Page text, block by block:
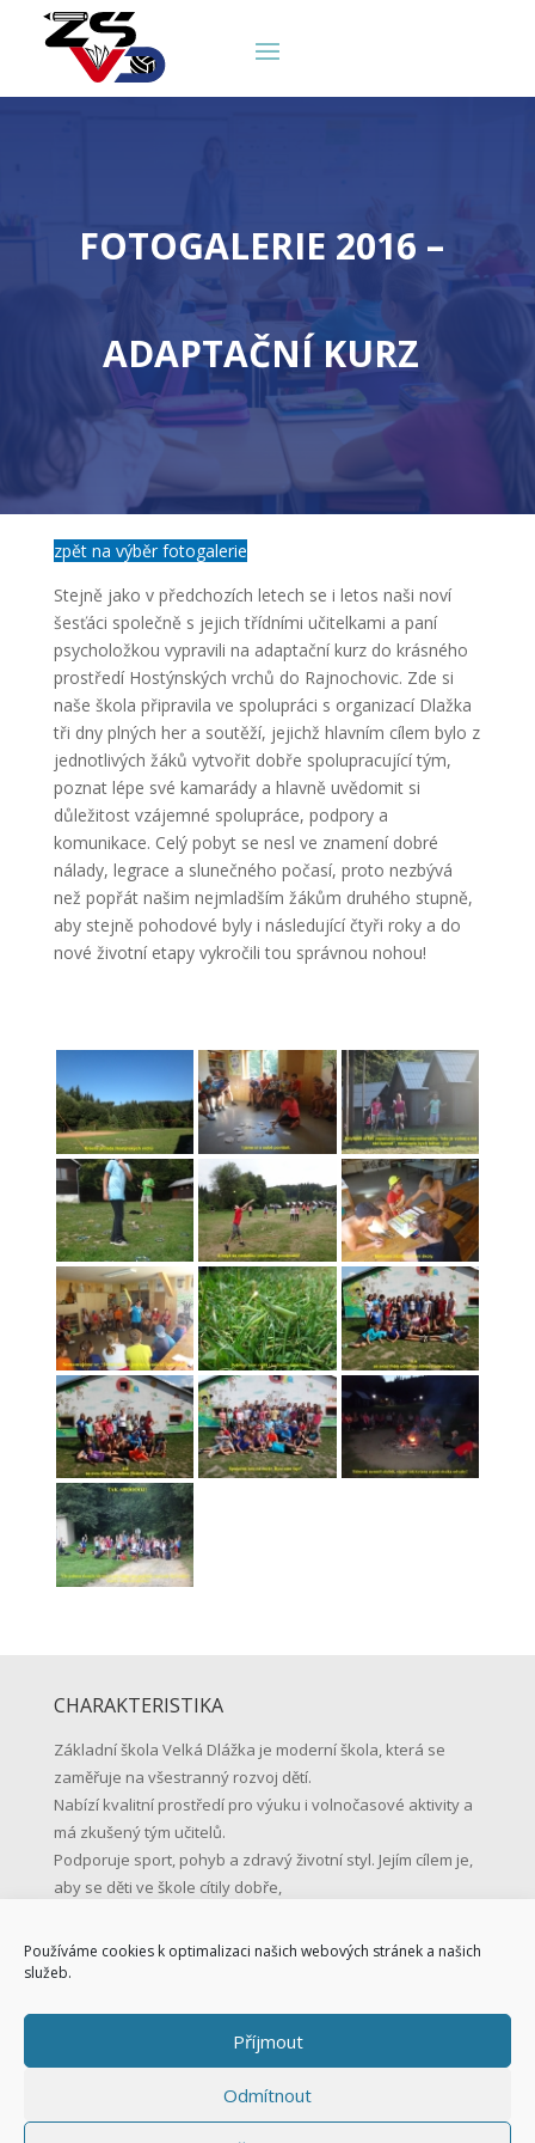
Používáme cookies k optimalizaci našich webových stránek a našich
služeb.
Příjmout
Odmítnout
FOTOGALERIE 2016 –
ADAPTAČNÍ KURZ
zpět na výběr fotogalerie
Stejně jako v předchozích letech se i letos naši noví
šesťáci společně s jejich třídními učitelkami a paní
psycholožkou vypravili na adaptační kurz do krásného
prostředí Hostýnských vrchů do Rajnochovic. Zde si
naše škola připravila ve spolupráci s organizací Dlažka
tři dny plných her a soutěží, jejichž hlavním cílem bylo z
jednotlivých žáků vytvořit dobře spolupracující tým,
poznat lépe své kamarády a hlavně uvědomit si
důležitost vzájemné spolupráce, podpory a
komunikace. Celý pobyt se nesl ve znamení dobré
nálady, legrace a slunečného počasí, proto nezbývá
než popřát našim nejmladším žákům druhého stupně,
aby stejně pohodové byly i následující čtyři roky a do
nové životní etapy vykročili tou správnou nohou!
CHARAKTERISTIKA
Základní škola Velká Dlážka je moderní škola, která se
zaměřuje na všestranný rozvoj dětí.
Nabízí kvalitní prostředí pro výuku i volnočasové aktivity a
má zkušený tým učitelů.
Podporuje sport, pohyb a zdravý životní styl. Jejím cílem je,
aby se děti ve škole cítily dobře,
KONTAKTNÍ ÚDAJE
Základní škola Přerov, Velká Dlážka 5
Velká Dlážka 5, 750 02 Přerov
IČO: 47858354
Mob.: 731 128 147